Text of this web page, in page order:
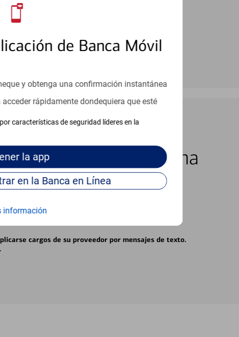
de Banca Móvil
y obtenga una confirmación instantánea
rápidamente dondequiera que esté
características de seguridad líderes en la
la app
Continúe para entrar en la Banca en Línea
información
7 días de la semana
cargos de su proveedor por mensajes de texto.